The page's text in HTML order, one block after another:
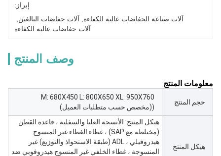
إبراز:
آلات صناعة الحفاضات عالية الكفاءة
آلات حفاضات البالغين
آلات حفاضات عالية الكفاءة
وصف المنتج
معلومات المنتج
حجم المنتج
M: 680X450 L: 800X650 XL: 950X760
((مخصص حسب متطلبات العميل)
هيكل المنتج
هيكل المنتج: الأنسجة العليا والسفلية ، قاعدة القطن
(مختلطة مع SAP) ، غطاء الغطاء غير المنسوج
هيدروفيلي ، ADL (طبقة الاستحواذ والتوزيع) غير
المنسوجة ، غطاء الخلفي غير المنسوج هيدروفوبي ضد